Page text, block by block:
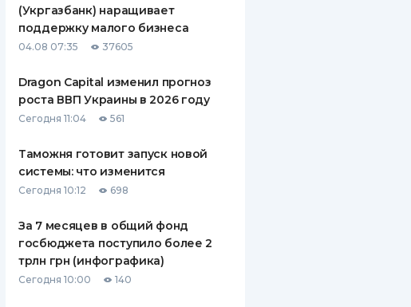
ПУТЕВОДИТЕЛИ ПО
СТРАХОВЫЕ КОМПАНИИ
КОМПАНИЯХ
(Укргазбанк) наращивает
поддержку малого бизнеса
04.08 07:35 37605
Dragon Capital изменил прогноз
роста ВВП Украины в 2026 году
Сегодня 11:04 561
Таможня готовит запуск новой
системы: что изменится
Сегодня 10:12 698
За 7 месяцев в общий фонд
госбюджета поступило более 2
трлн грн (инфографика)
Сегодня 10:00 140